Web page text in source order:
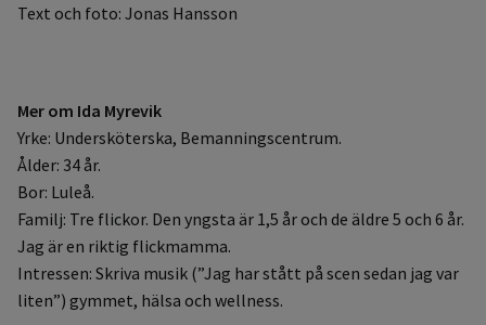
Text och foto: Jonas Hansson
Mer om Ida Myrevik
Yrke: Undersköterska, Bemanningscentrum.
Ålder: 34 år.
Bor: Luleå.
Familj: Tre flickor. Den yngsta är 1,5 år och de äldre 5 och 6 år.
Jag är en riktig flickmamma.
Intressen: Skriva musik (”Jag har stått på scen sedan jag var
liten”) gymmet, hälsa och wellness.